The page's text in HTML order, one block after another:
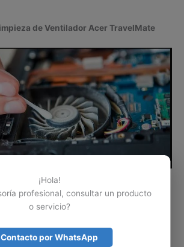
de Ventilador Acer TravelMate
de los computadores portátiles Acer
M que se solucionan con solo realizar
ventilador interno.
apagado repentino o
de los errores o problemas causados por
¡Hola!
profesional, consultar un producto
o servicio?
Contacto por WhatsApp